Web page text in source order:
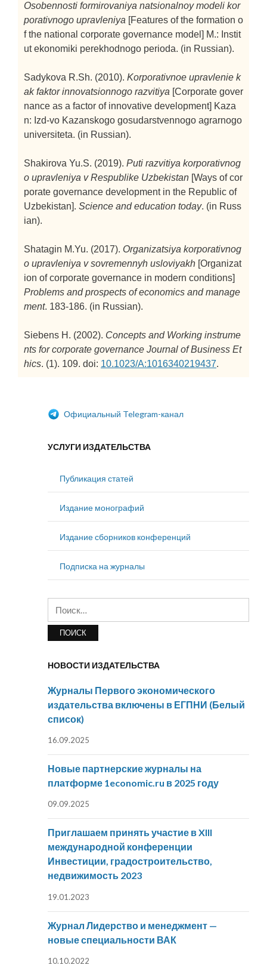
Osobennosti formirovaniya natsionalnoy modeli kor
porativnogo upravleniya [Features of the formation o
f the national corporate governance model] M.: Instit
ut ekonomiki perekhodnogo perioda. (in Russian).
Sadykova R.Sh. (2010). Korporativnoe upravlenie k
ak faktor innovatsionnogo razvitiya [Corporate gover
nance as a factor of innovative development] Kaza
n: Izd-vo Kazanskogo gosudarstvennogo agrarnogo
universiteta. (in Russian).
Shakirova Yu.S. (2019). Puti razvitiya korporativnog
o upravleniya v Respublike Uzbekistan [Ways of cor
porate governance development in the Republic of
Uzbekistan]. Science and education today. (in Russ
ian).
Shatagin M.Yu. (2017). Organizatsiya korporativnog
o upravleniya v sovremennyh usloviyakh [Organizat
ion of corporate governance in modern conditions]
Problems and prospects of economics and manage
ment. 183-186. (in Russian).
Siebens H. (2002). Concepts and Working instrume
nts for corporate governance Journal of Business Et
hics. (1). 109. doi: 10.1023/A:1016340219437.
Официальный Telegram-канал
УСЛУГИ ИЗДАТЕЛЬСТВА
Публикация статей
Издание монографий
Издание сборников конференций
Подписка на журналы
НОВОСТИ ИЗДАТЕЛЬСТВА
Журналы Первого экономического
издательства включены в ЕГПНИ (Белый
список)
16.09.2025
Новые партнерские журналы на
платформе 1economic.ru в 2025 году
09.09.2025
Приглашаем принять участие в XIII
международной конференции
Инвестиции, градостроительство,
недвижимость 2023
19.01.2023
Журнал Лидерство и менеджмент —
новые специальности ВАК
10.10.2022